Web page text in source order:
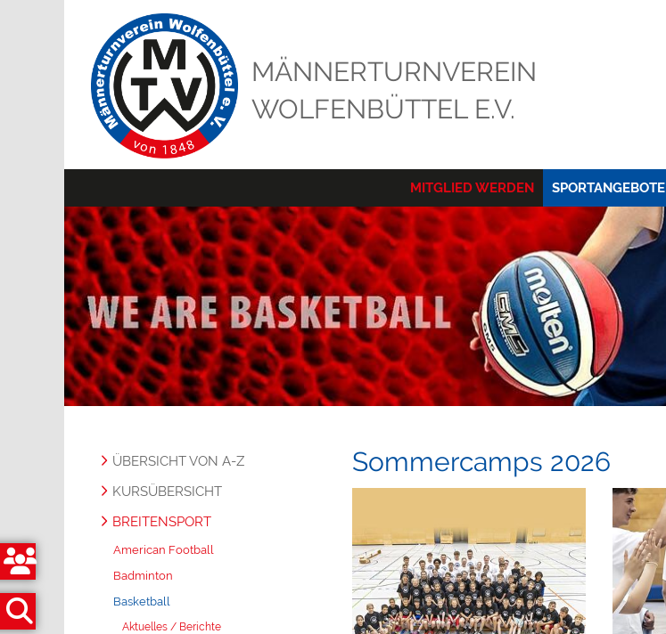
MÄNNERTURNVEREIN
WOLFENBÜTTEL E.V.
MITGLIED WERDEN SPORTANGEBOTE
ÜBERSICHT VON A-Z
KURSÜBERSICHT
BREITENSPORT
American Football
Badminton
Basketball
Aktuelles / Berichte
Sommercamps 2026